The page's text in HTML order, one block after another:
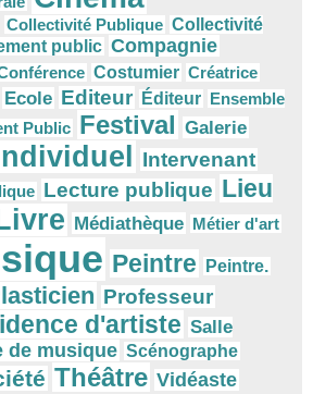
Collectivité Publique Collectivité
public Compagnie
Costumier Créatrice
Ecole Editeur Éditeur Ensemble
Public Festival Galerie
Intervenant
Lecture publique Lieu
Médiathèque Métier d'art
Peintre Peintre.
Professeur
d'artiste Salle
de musique Scénographe
Théâtre Vidéaste